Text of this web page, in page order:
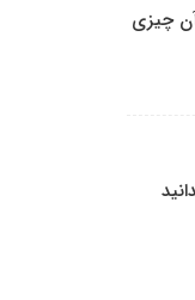
کووید ۱۹ و همه آن چیزی